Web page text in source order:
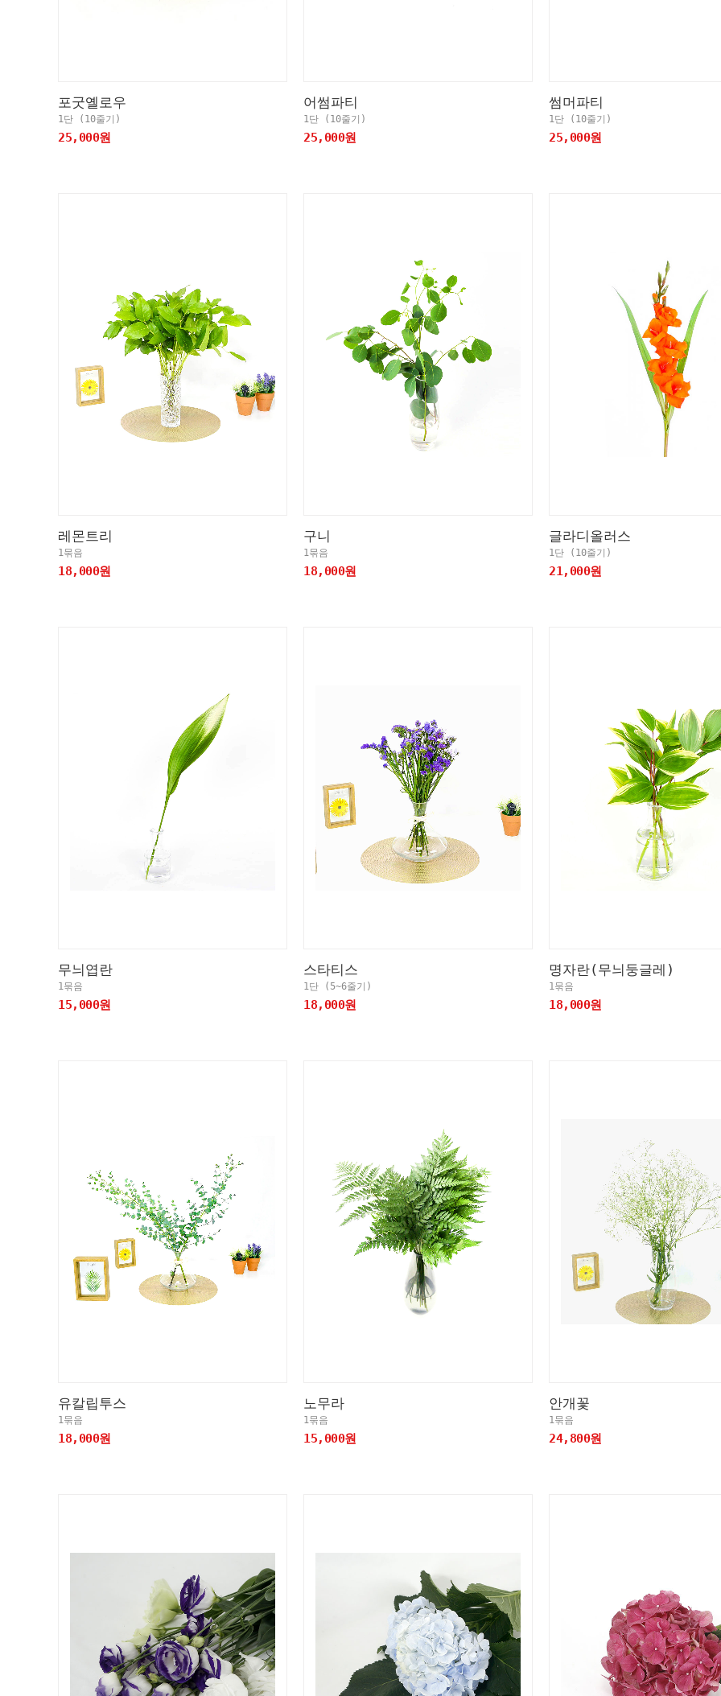
포굿옐로우
1단 (10줄기)
25,000원
어썸파티
1단 (10줄기)
25,000원
썸머파티
1단 (10줄기)
25,000원
레몬트리
1묶음
18,000원
구니
1묶음
18,000원
글라디올러스
1단 (10줄기)
21,000원
무늬엽란
1묶음
15,000원
스타티스
1단 (5~6줄기)
18,000원
명자란(무늬둥글레)
1묶음
18,000원
유칼립투스
1묶음
18,000원
노무라
1묶음
15,000원
안개꽃
1묶음
24,800원